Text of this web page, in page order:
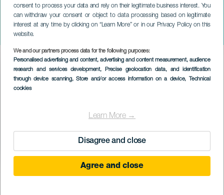
consent to process your data and rely on their legitimate business interest. You
can withdraw your consent or object to data processing based on legitimate
interest at any time by clicking on “Learn More” or in our Privacy Policy on this
website.
We and our partners process data for the following purposes:
Personalised advertising and content, advertising and content measurement, audience
research and services development, Precise geolocation data, and identification
through device scanning, Store and/or access information on a device, Technical
cookies
Learn More →
Disagree and close
Agree and close
Pieles & Besaide na koncertě
TENERIFE
Imagen
Listado